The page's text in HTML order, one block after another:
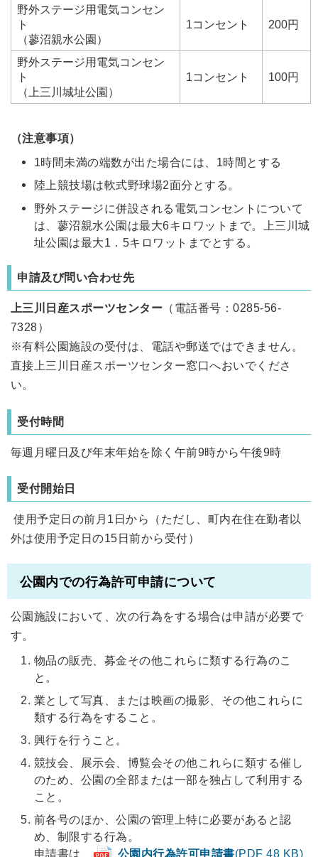
野外ステージ用電気コンセン
ト
（蓼沼親水公園）
1コンセント 200円
野外ステージ用電気コンセン
ト
（上三川城址公園）
1コンセント 100円
（注意事項）
1時間未満の端数が出た場合には、1時間とする
陸上競技場は軟式野球場2面分とする。
野外ステージに併設される電気コンセントについて
は、蓼沼親水公園は最大6キロワットまで。上三川城
址公園は最大1．5キロワットまでとする。
申請及び問い合わせ先
上三川日産スポーツセンター （電話番号：0285-56-
7328）
※有料公園施設の受付は、電話や郵送ではできません。
直接上三川日産スポーツセンター窓口へおいでくださ
い。
受付時間
毎週月曜日及び年末年始を除く午前9時から午後9時
受付開始日
使用予定日の前月1日から（ただし、町内在住在勤者以
外は使用予定日の15日前から受付）
公園内での行為許可申請について
公園施設において、次の行為をする場合は申請が必要で
す。
物品の販売、募金その他これらに類する行為のこ
と。
業として写真、または映画の撮影、その他これらに
類する行為をすること。
興行を行うこと。
競技会、展示会、博覧会その他これらに類する催し
のため、公園の全部または一部を独占して利用する
こと。
前各号のほか、公園の管理上特に必要があると認
め、制限する行為。
申請書は、
公園内行為許可申請書(PDF 48 KB)